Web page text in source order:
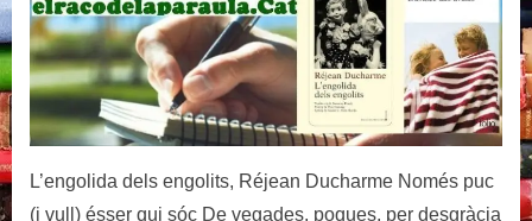
engolits,
Réjean
Ducharme
L’engolida dels engolits, Réjean Ducharme Només puc
(i vull) ésser qui sóc De vegades, poques, per desgràcia